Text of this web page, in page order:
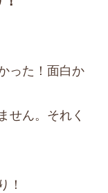
った！面白か
せん。それく
！